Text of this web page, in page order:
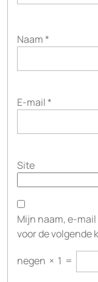
Naam*
E-mail*
Site
Mijn naam, e-
voor de volgende
negen × 1 =